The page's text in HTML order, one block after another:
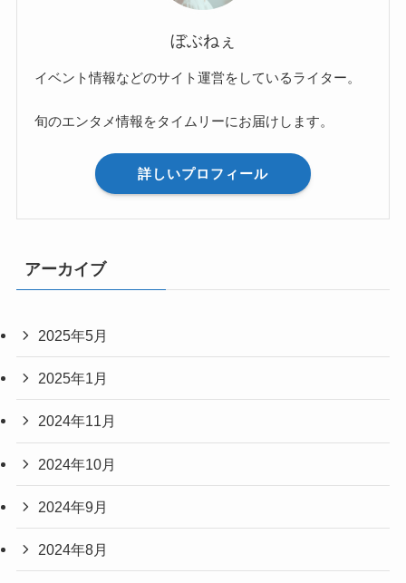
ぼぶねぇ
イベント情報などのサイト運営をしているライター。
旬のエンタメ情報をタイムリーにお届けします。
詳しいプロフィール
アーカイブ
2025年5月
2025年1月
2024年11月
2024年10月
2024年9月
2024年8月